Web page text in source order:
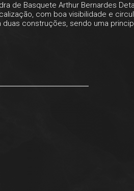
de Basquete Arthur Bernardes
com boa visibilidade e
construções, sendo uma